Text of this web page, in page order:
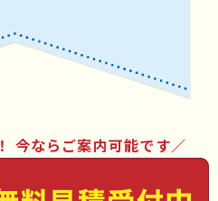
！ 今ならご案内可能です